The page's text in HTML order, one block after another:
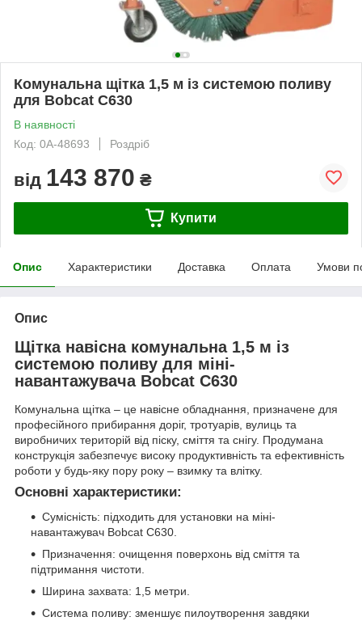
Комунальна щітка 1,5 м із системою поливу
для Bobcat C630
В наявності
Код: 0А-48693
Роздріб
від 143 870 ₴
Купити
Опис Характеристики Доставка Оплата Умови
Опис
Щітка навісна комунальна 1,5 м із
системою поливу для міні-
навантажувача Bobcat C630
Комунальна щітка – це навісне обладнання, призначене для
професійного прибирання доріг, тротуарів, вулиць та
виробничих територій від піску, сміття та снігу. Продумана
конструкція забезпечує високу продуктивність та ефективність
роботи у будь-яку пору року – взимку та влітку.
Основні характеристики:
Сумісність: підходить для установки на міні-
навантажувач Bobcat C630.
Призначення: очищення поверхонь від сміття та
підтримання чистоти.
Ширина захвата: 1,5 метри.
Система поливу: зменшує пилоутворення завдяки